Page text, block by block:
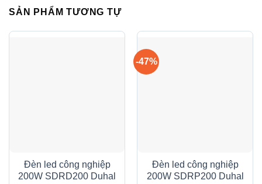
SẢN PHẨM TƯƠNG TỰ
Đèn led công nghiệp
200W SDRD200 Duhal
-47%
Đèn led công nghiệp
200W SDRP200 Duhal